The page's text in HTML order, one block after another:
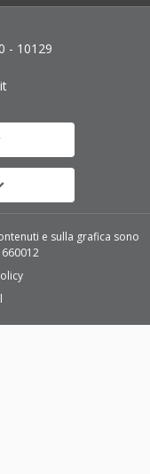
- 10129
e sulla grafica sono